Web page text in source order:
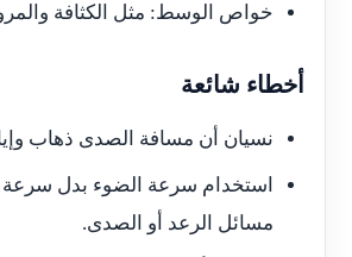
خواص الوسط: مثل الكثافة
أخطاء شائعة
نسيان أن مسافة الصدى ذهاب
استخدام سرعة الضوء بدل
مسائل الرعد أو الصدى.